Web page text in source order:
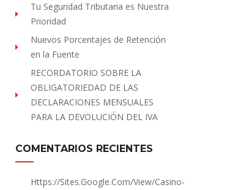
Tu Seguridad Tributaria es Nuestra
Prioridad
Nuevos Porcentajes de Retención
en la Fuente
RECORDATORIO SOBRE LA
OBLIGATORIEDAD DE LAS
DECLARACIONES MENSUALES
PARA LA DEVOLUCIÓN DEL IVA
COMENTARIOS RECIENTES
Https://sites.Google.com/view/Casino-